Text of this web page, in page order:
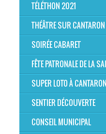
TÉLÉTHON 2021
THÉÂTRE SUR
SOIRÉE CABARET
FÊTE PATRONALE DE LA
SUPER LOTO À CANTARON
SENTIER DÉCOUVERTE
CONSEIL MUNICIPAL